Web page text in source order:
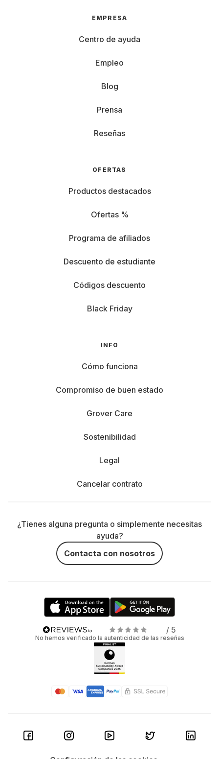
EMPRESA
Centro de ayuda
Empleo
Blog
Prensa
Reseñas
OFERTAS
Productos destacados
Ofertas %
Programa de afiliados
Descuento de estudiante
Códigos descuento
Black Friday
INFO
Cómo funciona
Compromiso de buen estado
Grover Care
Sostenibilidad
Legal
Cancelar contrato
¿Tienes alguna pregunta o simplemente necesitas
ayuda?
Contacta con nosotros
/ 5
No hemos verificado la autenticidad de las reseñas